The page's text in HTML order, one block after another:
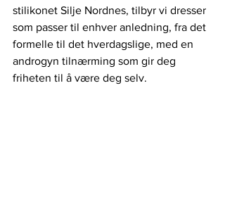
stilikonet Silje Nordnes, tilbyr vi dresser
som passer til enhver anledning, fra det
formelle til det hverdagslige, med en
androgyn tilnærming som gir deg
friheten til å være deg selv.